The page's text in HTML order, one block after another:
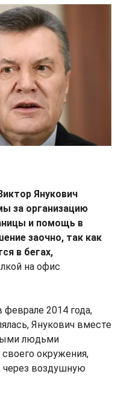
Янукович
за организацию
и помощь в
заочно, так как
в бегах,
на офис
2014 года,
Янукович вместе
людьми
окружения,
через воздушную